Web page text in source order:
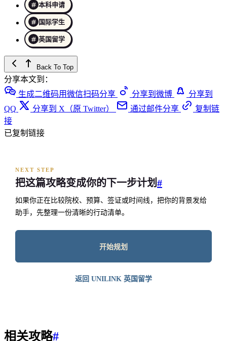
本科申请
国际学生
英国留学
Back To Top
分享本文到：
生成二维码用微信扫码分享
分享到微博
分享到
QQ
分享到 X（原 Twitter） 通过邮件分享
复制链
接
已复制链接
NEXT STEP
把这篇攻略变成你的下一步计划#
如果你正在比较院校、预算、签证或时间线，把你的背景发给
助手，先整理一份清晰的行动清单。
开始规划
返回 UNILINK 英国留学
相关攻略#